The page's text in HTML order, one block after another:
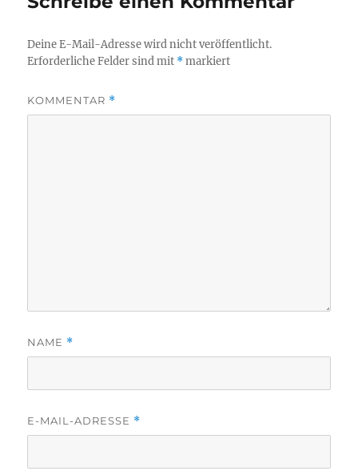
Deine E-Mail-Adresse wird nicht veröffentlicht.
Erforderliche Felder sind mit *markiert
KOMMENTAR *
NAME *
E-MAIL-ADRESSE *